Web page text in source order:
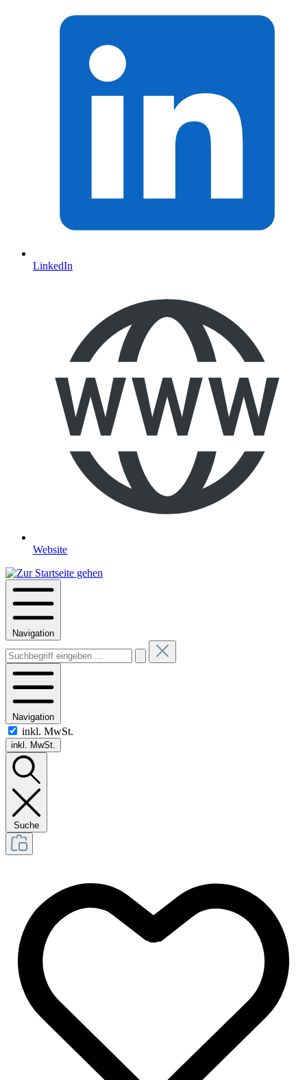
LinkedIn
Website
Navigation
Navigation
inkl. MwSt.
inkl. MwSt.
Suche